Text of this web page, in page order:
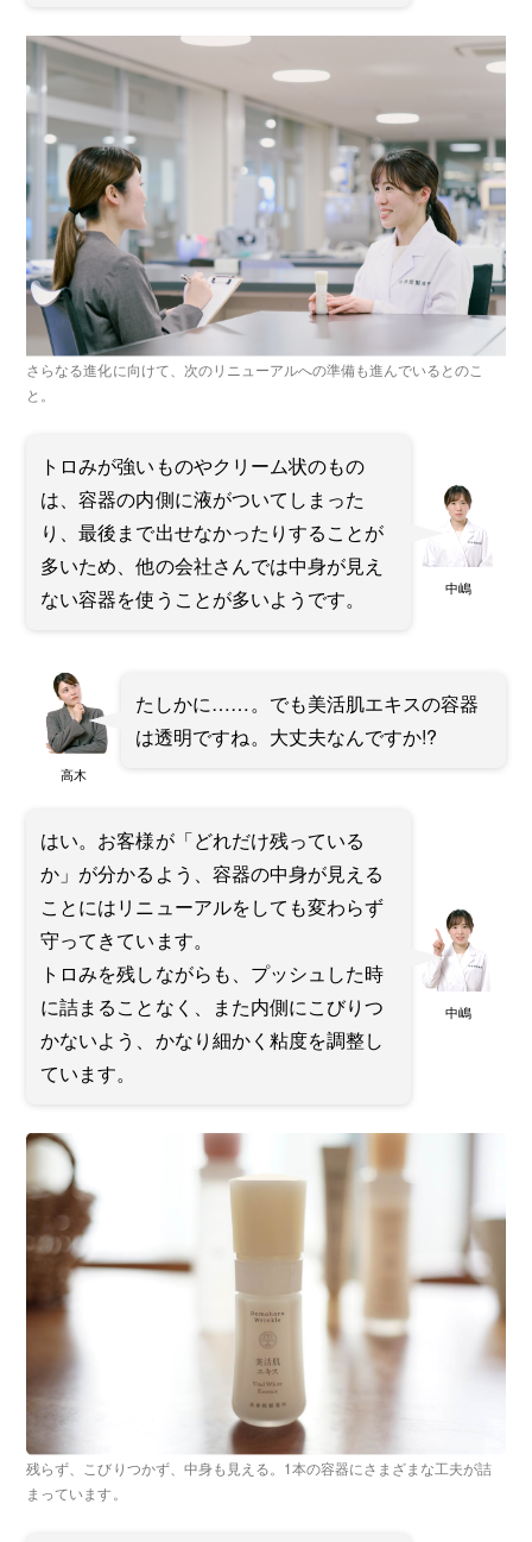
さらなる進化に向けて、次のリニューアルへの準備も進んでいるとのこ
と。
中嶋
トロみが強いものやクリーム状のもの
は、容器の内側に液がついてしまった
り、最後まで出せなかったりすることが
多いため、他の会社さんでは中身が見え
ない容器を使うことが多いようです。
高木
たしかに……。でも美活肌エキスの容器
は透明ですね。大丈夫なんですか!?
中嶋
はい。お客様が「どれだけ残っている
か」が分かるよう、容器の中身が見える
ことにはリニューアルをしても変わらず
守ってきています。
トロみを残しながらも、プッシュした時
に詰まることなく、また内側にこびりつ
かないよう、かなり細かく粘度を調整し
ています。
残らず、こびりつかず、中身も見える。1本の容器にさまざまな工夫が詰
まっています。